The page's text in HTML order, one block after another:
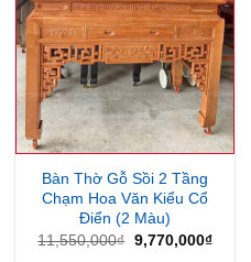
Bàn Thờ Gỗ Sồi 2 Tầng
Chạm Hoa Văn Kiểu Cổ
Điển (2 Màu)
11,550,000₫ Giá
9,770,000₫Giá